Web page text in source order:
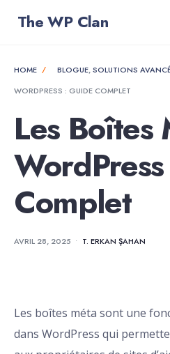
The WP Clan
HOME BLOGUE,SOLUTIONS
WORDPRESS : GUIDE COMPLET
Les Boîtes
Complet
AVRIL 28, 2025 • T. ERKAN ŞAHAN
Les boîtes méta sont une
dans WordPress qui